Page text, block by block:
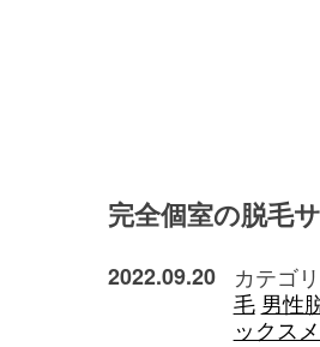
完全個室の脱毛
2022.09.20 カテゴリ
毛 男性
ックス